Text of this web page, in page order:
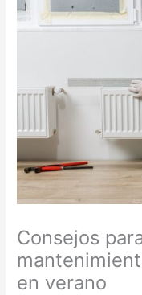
Consejos
en verano